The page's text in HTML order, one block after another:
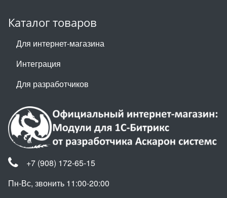
Каталог товаров
Для интернет-магазина
Интеграция
Для разработчиков
+7 (908) 172-65-15
Пн-Вс, звонить 11:00-20:00